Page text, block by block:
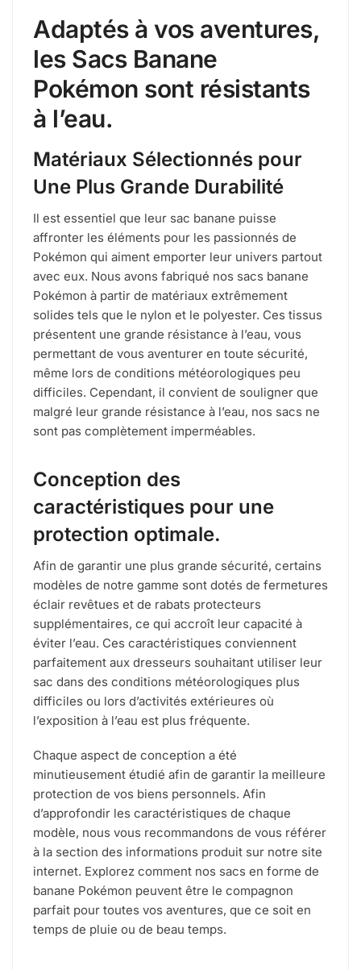
Adaptés à vos aventures,
les Sacs Banane
Pokémon sont résistants
à l’eau.
Matériaux Sélectionnés pour
Une Plus Grande Durabilité
Il est essentiel que leur sac banane puisse
affronter les éléments pour les passionnés de
Pokémon qui aiment emporter leur univers partout
avec eux. Nous avons fabriqué nos sacs banane
Pokémon à partir de matériaux extrêmement
solides tels que le nylon et le polyester. Ces tissus
présentent une grande résistance à l’eau, vous
permettant de vous aventurer en toute sécurité,
même lors de conditions météorologiques peu
difficiles. Cependant, il convient de souligner que
malgré leur grande résistance à l’eau, nos sacs ne
sont pas complètement imperméables.
Conception des
caractéristiques pour une
protection optimale.
Afin de garantir une plus grande sécurité, certains
modèles de notre gamme sont dotés de fermetures
éclair revêtues et de rabats protecteurs
supplémentaires, ce qui accroît leur capacité à
éviter l’eau. Ces caractéristiques conviennent
parfaitement aux dresseurs souhaitant utiliser leur
sac dans des conditions météorologiques plus
difficiles ou lors d’activités extérieures où
l’exposition à l’eau est plus fréquente.
Chaque aspect de conception a été
minutieusement étudié afin de garantir la meilleure
protection de vos biens personnels. Afin
d’approfondir les caractéristiques de chaque
modèle, nous vous recommandons de vous référer
à la section des informations produit sur notre site
internet. Explorez comment nos sacs en forme de
banane Pokémon peuvent être le compagnon
parfait pour toutes vos aventures, que ce soit en
temps de pluie ou de beau temps.